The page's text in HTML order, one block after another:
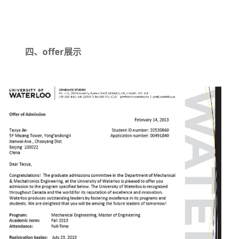
四、offer展示